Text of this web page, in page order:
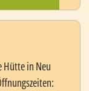
Hütte in Neu